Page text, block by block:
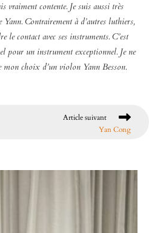
vraiment contente. Je suis aussi très
Yann. Contrairement à d’autres luthiers,
le contact avec ses instruments. C’est
pour un instrument exceptionnel. Je ne
mon choix d’un violon Yann Besson.
Article suivant
Yan Cong